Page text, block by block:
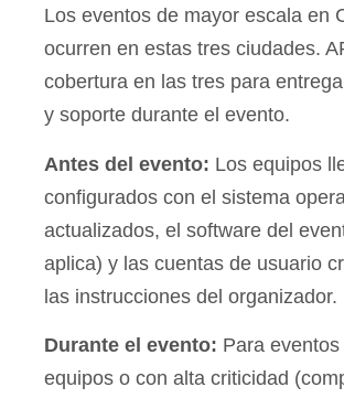
Los eventos de mayor escala en
ocurren en estas tres ciudades.
cobertura en las tres para
y soporte durante el evento.
Antes del evento: Los equipos
configurados con el sistema
actualizados, el software del
aplica) y las cuentas de usuario
las instrucciones del organizador.
Durante el evento: Para
equipos o con alta criticidad